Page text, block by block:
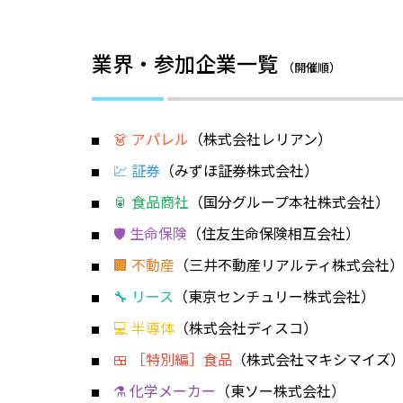
業界・参加企業一覧 （開催順）
👗 アパレル （株式会社レリアン）
💹 証券 （みずほ証券株式会社）
🥫 食品商社 （国分グループ本社株式会社）
🛡️ 生命保険 （住友生命保険相互会社）
🏢 不動産 （三井不動産リアルティ株式会社）
🔧 リース （東京センチュリー株式会社）
💻 半導体 （株式会社ディスコ）
🍱 ［特別編］食品 （株式会社マキシマイズ
⚗️ 化学メーカー （東ソー株式会社）